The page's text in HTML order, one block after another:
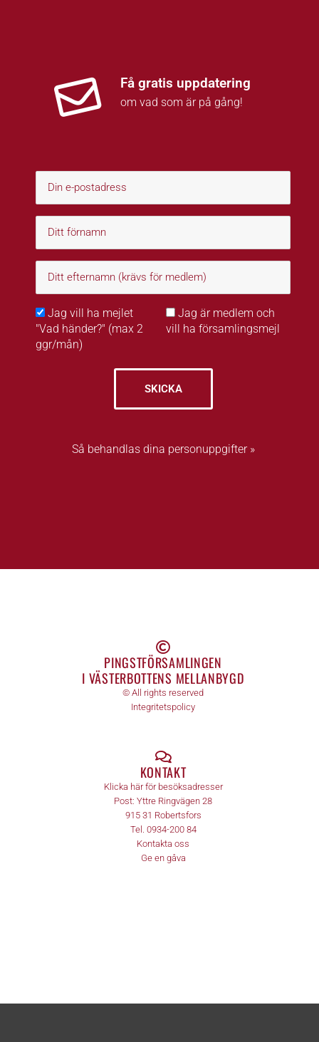
Få gratis uppdatering
om vad som är på gång!
Jag vill ha mejlet
"Vad händer?" (max 2
ggr/mån)
Jag är medlem och
vill ha församlingsmejl
SKICKA
Så behandlas dina personuppgifter »
PINGSTFÖRSAMLINGEN
I VÄSTERBOTTENS MELLANBYGD
© All rights reserved
Integritetspolicy
KONTAKT
Klicka här för besöksadresser
Post: Yttre Ringvägen 28
915 31 Robertsfors
Tel. 0934-200 84
Kontakta oss
Ge en gåva